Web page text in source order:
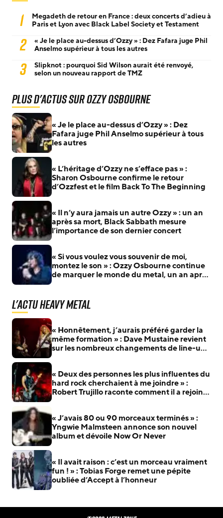
1
Megadeth de retour en France : deux concerts d’adieu à
Paris et Lyon avec Black Label Society et Testament
2
« Je le place au-dessus d’Ozzy » : Dez Fafara juge Phil
Anselmo supérieur à tous les autres
3
Slipknot : pourquoi Sid Wilson aurait été renvoyé,
selon un nouveau rapport de TMZ
Plus d'actus sur Ozzy Osbourne
« Je le place au-dessus d’Ozzy » : Dez
Fafara juge Phil Anselmo supérieur à tous
les autres
« L’héritage d’Ozzy ne s’efface pas » :
Sharon Osbourne confirme le retour
d’Ozzfest et le film Back To The Beginning
« Il n’y aura jamais un autre Ozzy » : un an
après sa mort, Black Sabbath mesure
l’importance de son dernier concert
« Si vous voulez vous souvenir de moi,
montez le son » : Ozzy Osbourne continue
de marquer le monde du metal, un an après
L'actu Heavy Metal
« Honnêtement, j’aurais préféré garder la
même formation » : Dave Mustaine revient
sur les nombreux changements de line-up
« Deux des personnes les plus influentes du
hard rock cherchaient à me joindre » :
Robert Trujillo raconte comment il a rejoint
« J’avais 80 ou 90 morceaux terminés » :
Yngwie Malmsteen annonce son nouvel
album et dévoile Now Or Never
« Il avait raison : c’est un morceau vraiment
fun ! » : Tobias Forge remet une pépite
oubliée d’Accept à l’honneur